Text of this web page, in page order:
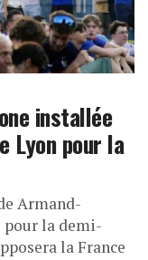
installée
Lyon pour la
Armand-
pour la demi-
la France